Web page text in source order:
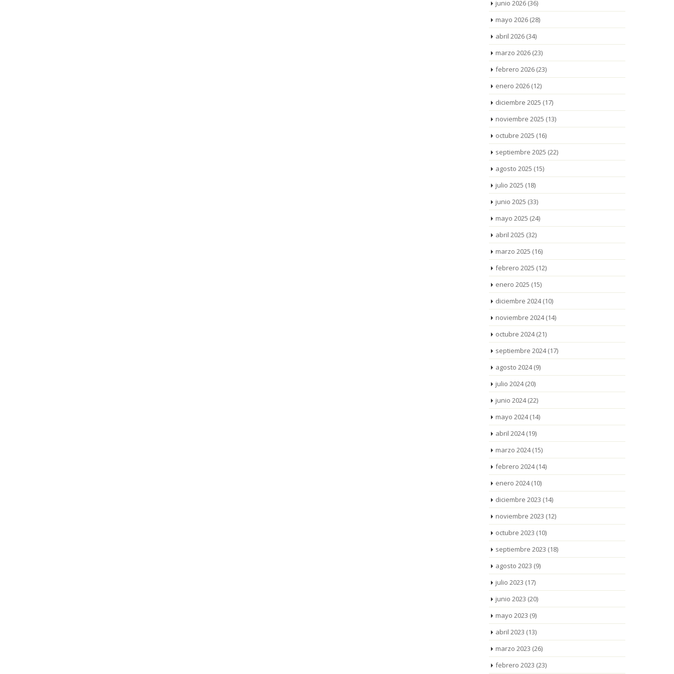
junio 2026(36)
mayo 2026(28)
abril 2026(34)
marzo 2026(23)
febrero 2026(23)
enero 2026(12)
diciembre 2025 (17)
noviembre 2025 (13)
octubre 2025 (16)
septiembre 2025 (22)
agosto 2025 (15)
julio 2025 (18)
junio 2025 (33)
mayo 2025 (24)
abril 2025 (32)
marzo 2025 (16)
febrero 2025 (12)
enero 2025 (15)
diciembre 2024(10)
noviembre 2024(14)
octubre 2024(21)
septiembre 2024(17)
agosto 2024(9)
julio 2024(20)
junio 2024(22)
mayo 2024(14)
abril 2024(19)
marzo 2024(15)
febrero 2024(14)
enero 2024(10)
diciembre 2023 (14)
noviembre 2023 (12)
octubre 2023 (10)
septiembre 2023 (18)
agosto 2023 (9)
julio 2023 (17)
junio 2023 (20)
mayo 2023 (9)
abril 2023 (13)
marzo 2023 (26)
febrero 2023 (23)